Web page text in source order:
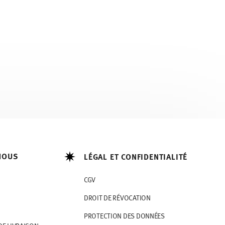
LÉGAL ET CONFIDENTIALITÉ
CGV
DROIT DE RÉVOCATION
PROTECTION DES DONNÉES